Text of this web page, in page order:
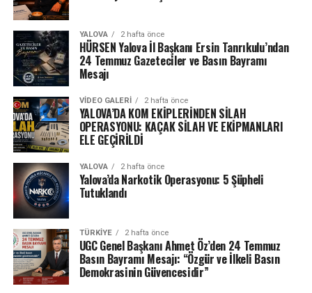
YALOVA 2 hafta önce
HÜRSEN Yalova İl Başkanı Ersin Tanrıkulu’ndan
24 Temmuz Gazeteciler ve Basın Bayramı
Mesajı
VIDEO GALERI 2 hafta önce
YALOVA’DA KOM EKİPLERİNDEN SİLAH
OPERASYONU: KAÇAK SİLAH VE EKİPMANLARI
ELE GEÇİRİLDİ
YALOVA 2 hafta önce
Yalova’da Narkotik Operasyonu: 5 Şüpheli
Tutuklandı
TÜRKIYE 2 hafta önce
UGC Genel Başkanı Ahmet Öz’den 24 Temmuz
Basın Bayramı Mesajı: “Özgür ve İlkeli Basın
Demokrasinin Güvencesidir”